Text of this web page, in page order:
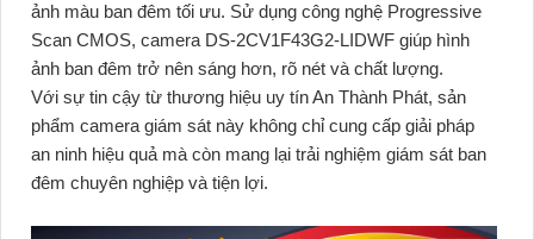
ảnh màu ban đêm tối ưu. Sử dụng công nghệ Progressive
Scan CMOS, camera DS-2CV1F43G2-LIDWF giúp hình
ảnh ban đêm trở nên sáng hơn, rõ nét và chất lượng.
Với sự tin cậy từ thương hiệu uy tín An Thành Phát, sản
phẩm camera giám sát này không chỉ cung cấp giải pháp
an ninh hiệu quả mà còn mang lại trải nghiệm giám sát ban
đêm chuyên nghiệp và tiện lợi.